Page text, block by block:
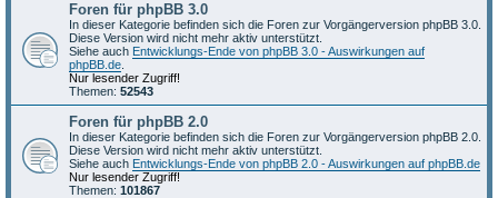
Foren für phpBB 3.0
In dieser Kategorie befinden sich die Foren zur Vorgängerversion phpBB 3.0.
Diese Version wird nicht mehr aktiv unterstützt.
Siehe auch Entwicklungs-Ende von phpBB 3.0 - Auswirkungen auf
phpBB.de
Nur lesender Zugriff!
Themen: 52543
Foren für phpBB 2.0
In dieser Kategorie befinden sich die Foren zur Vorgängerversion phpBB 2.0.
Diese Version wird nicht mehr aktiv unterstützt.
Siehe auch Entwicklungs-Ende von phpBB 2.0 - Auswirkungen auf phpBB.de
Nur lesender Zugriff!
Themen: 101867